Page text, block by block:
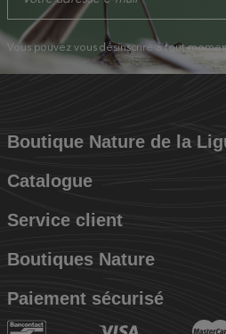
Vous pouvez vous désinscrire à tout
Boutique Nature de la
Catalogue
Service client
Boutiques Nature
Paiement sécurisé